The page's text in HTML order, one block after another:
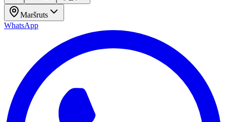
Maršruts
WhatsApp